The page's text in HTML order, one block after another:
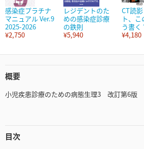
感染症プラチナ
マニュアル Ver.9
2025-2026
¥2,750
レジデントのた
めの感染症診療
の鉄則
¥5,940
CT読
ト、
う書く
¥4,180
概要
小児疾患診療のための病態生理3 改訂第6版
目次